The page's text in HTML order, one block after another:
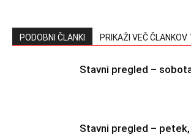
PODOBNI ČLANKI PRIKAŽI VEČ
Stavni pregled –
Stavni pregled –